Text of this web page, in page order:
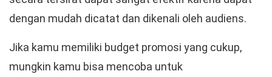
dengan mudah dicatat dan dikenali oleh audiens.
Jika kamu memiliki budget promosi yang cukup,
mungkin kamu bisa mencoba untuk